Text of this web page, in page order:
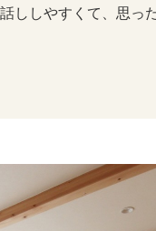
ししやすくて、思っ